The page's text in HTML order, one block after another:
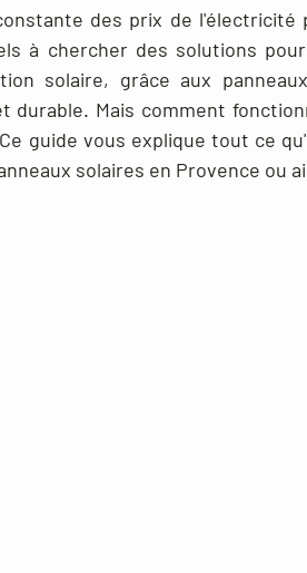
des prix de
à chercher des solutions
solaire, grâce aux
durable. Mais comment
guide vous explique tout ce
solaires en Provence ou